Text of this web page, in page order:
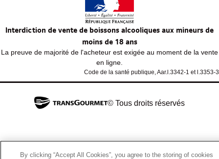
Interdiction de vente de boissons alcooliques aux mineurs de
moins de 18 ans
La preuve de majorité de l'acheteur est exigée au moment de la vente
en ligne.
Code de la santé publique, Aar.l.3342-1 et l.3353-3
© Tous droits réservés
By clicking “Accept All Cookies”, you agree to the storing of cookies